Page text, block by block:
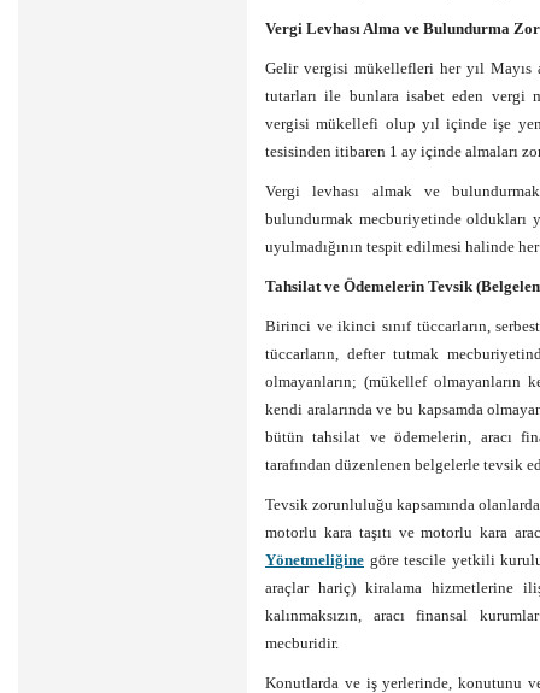
Vergi Levhası Alma ve Bulundurma
Gelir vergisi mükellefleri her yıl Mayıs
tutarları ile bunlara isabet eden vergi
vergisi mükellefi olup yıl içinde işe
tesisinden itibaren 1 ay içinde almaları
Vergi levhası almak ve
bulundurmak mecburiyetinde oldukları
uyulmadığının tespit edilmesi halinde
Tahsilat ve Ödemelerin Tevsik
Birinci ve ikinci sınıf tüccarların,
tüccarların, defter tutmak
olmayanların; (mükellef olmayanların
kendi aralarında ve bu kapsamda
bütün tahsilat ve ödemelerin, aracı
tarafından düzenlenen belgelerle tevsik
Tevsik zorunluluğu kapsamında
motorlu kara taşıtı ve motorlu kara
Yönetmeliğine göre tescile yetkili
araçlar hariç) kiralama hizmetlerine
kalınmaksızın, aracı finansal
mecburidir.
Konutlarda ve iş yerlerinde, konutunu